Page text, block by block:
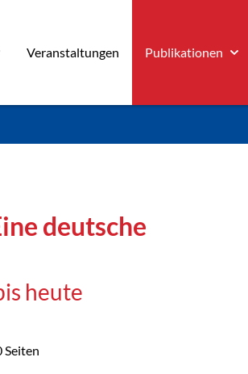
Veranstaltungen Publikationen
deutsche
heute
Seiten